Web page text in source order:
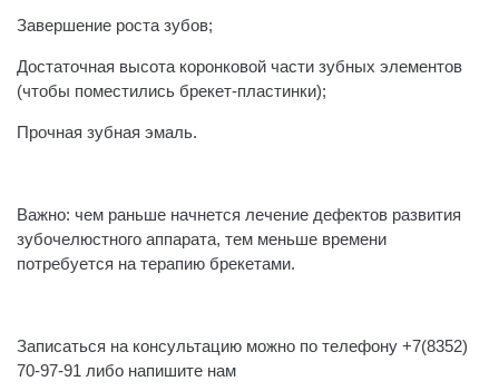
Завершение роста зубов;
Достаточная высота коронковой части зубных элементов
(чтобы поместились брекет-пластинки);
Прочная зубная эмаль.
Важно: чем раньше начнется лечение дефектов развития
зубочелюстного аппарата, тем меньше времени
потребуется на терапию брекетами.
Записаться на консультацию можно по телефону +7(8352)
70-97-91 либо напишите нам